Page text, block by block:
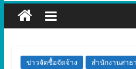
เจาะจง
ประกาศผู้ชนะการเสนอรา ซื้อวัส
เจาะจง
เจาะจงข่าวจัดซื้อจัดจ้าง สำนักงานสาธ